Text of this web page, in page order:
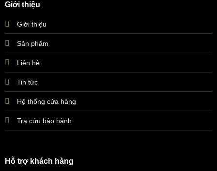
Giới thiệu
Giới thiệu
Sản phẩm
Liên hệ
Tin tức
Hệ thống cửa hàng
Tra cứu bảo hành
Hỗ trợ khách hàng